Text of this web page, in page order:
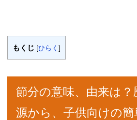
もくじ [ひらく ]
節分の意味、由来は？
源から、子供向けの簡